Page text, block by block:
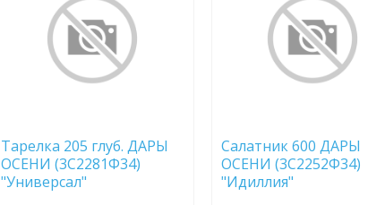
Тарелка 205 глуб. ДАРЫ
ОСЕНИ (3С2281Ф34)
"Универсал"
Салатник 600 ДАРЫ
ОСЕНИ (3С2252Ф34)
"Идиллия"